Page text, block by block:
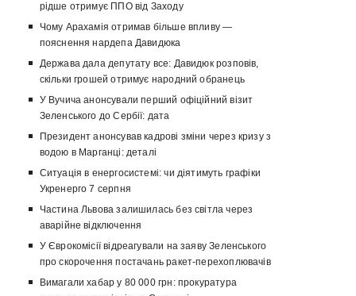
рідше отримує ППО від Заходу
Чому Арахамія отримав більше впливу —
пояснення нардепа Давидюка
Держава дала депутату все: Давидюк розповів,
скільки грошей отримує народний обранець
У Вучича анонсували перший офіційний візит
Зеленського до Сербії: дата
Президент анонсував кадрові зміни через кризу з
водою в Марганці: деталі
Ситуація в енергосистемі: чи діятимуть графіки
Укренерго 7 серпня
Частина Львова залишилась без світла через
аварійне відключення
У Єврокомісії відреагували на заяву Зеленського
про скорочення постачань ракет-перехоплювачів
Вимагали хабар у 80 000 грн: прокуратура